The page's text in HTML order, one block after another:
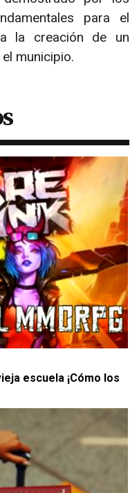
para el
la creación de un
municipio.
escuela ¡Cómo los